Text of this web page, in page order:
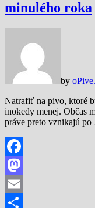
minulého roka
by
Natrafiť na pivo, ktoré
inokedy menej. Občas
práve preto vznikajú
Facebook
Mastodon
Email